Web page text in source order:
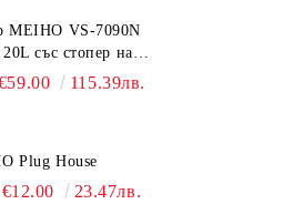
MEIHO VS-7090N
със стопер на
115.39лв.
Plug House
€12.00 23.47лв.